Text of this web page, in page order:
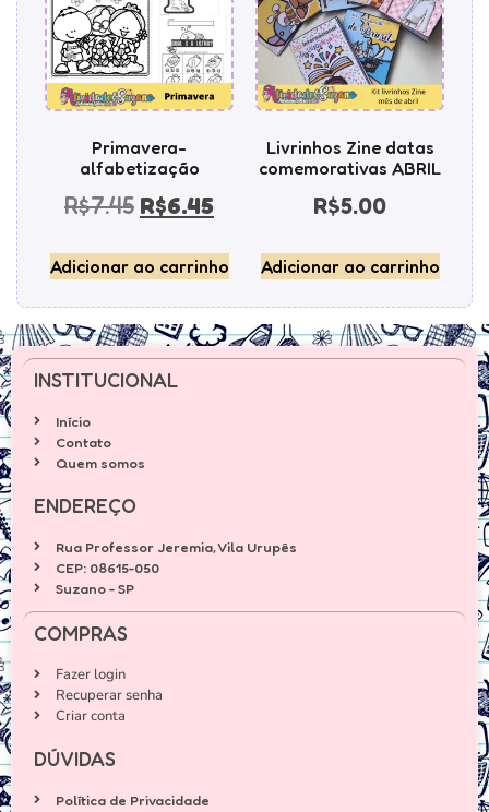
Primavera-
alfabetização
R$7.45 R$6.45
Adicionar ao carrinho
Livrinhos Zine datas
comemorativas ABRIL
R$5.00
Adicionar ao carrinho
INSTITUCIONAL
Início
Contato
Quem somos
ENDEREÇO
Rua Professor Jeremia, Vila Urupês
CEP: 08615-050
Suzano - SP
COMPRAS
Fazer login
Recuperar senha
Criar conta
DÚVIDAS
Política de Privacidade